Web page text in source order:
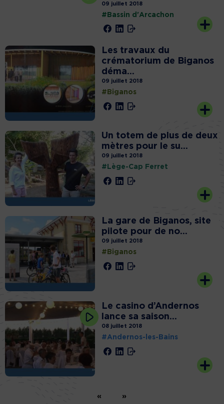
09 juillet 2018
#Bassin d'Arcachon
Les travaux du
crématorium de Biganos
déma...
09 juillet 2018
#Biganos
Un totem de plus de deux
mètres pour le su...
09 juillet 2018
#Lège-Cap Ferret
La gare de Biganos, site
pilote pour de no...
09 juillet 2018
#Biganos
Le casino d’Andernos
lance sa saison...
08 juillet 2018
#Andernos-les-Bains
« »